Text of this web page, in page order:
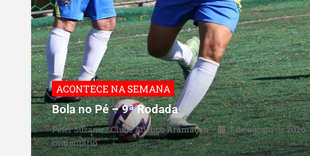
ACONTECE NA SEMANA
Bola no Pé – 9ª Rodada
Peter Suzano - Clube Atlético Aramaçan
7 de agosto de 2026
comentário